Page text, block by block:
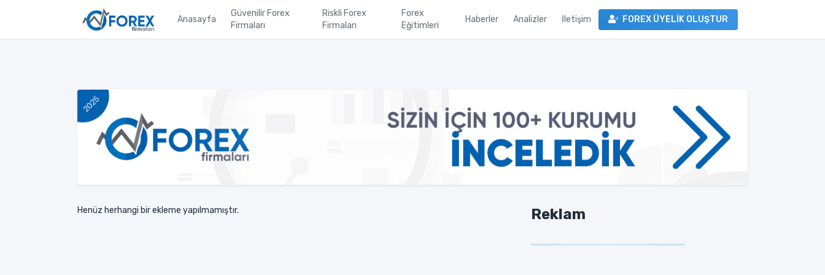
Anasayfa
Güvenilir Forex
Firmaları
Riskli Forex
Firmaları
Forex
Eğitimleri
Haberler Analizler İletişim FOREX ÜYELİK OLUŞTUR
Henüz herhangi bir ekleme yapılmamıştır. Reklam